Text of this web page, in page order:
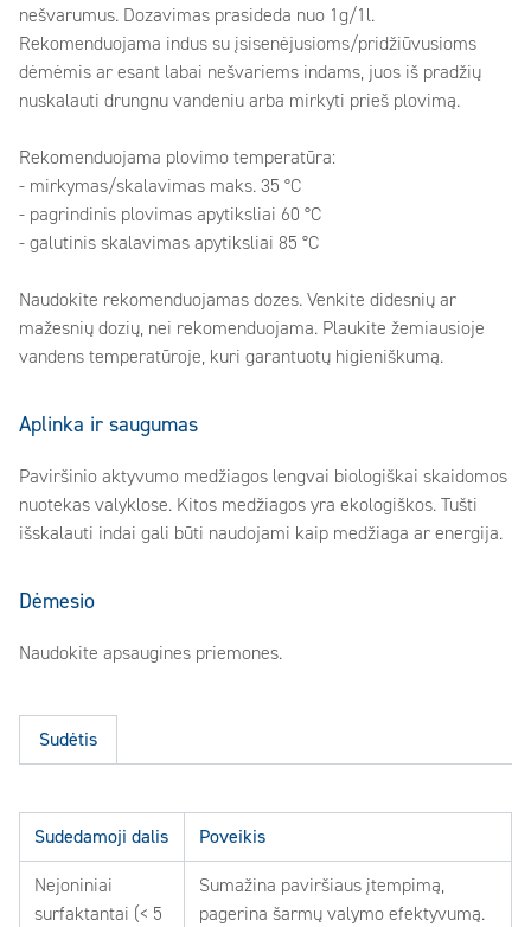
nešvarumus. Dozavimas prasideda nuo 1g/1l.
Rekomenduojama indus su įsisenėjusioms/pridžiūvusioms
dėmėmis ar esant labai nešvariems indams, juos iš pradžių
nuskalauti drungnu vandeniu arba mirkyti prieš plovimą.
Rekomenduojama plovimo temperatūra:
- mirkymas/skalavimas maks. 35 °C
- pagrindinis plovimas apytiksliai 60 °C
- galutinis skalavimas apytiksliai 85 °C
Naudokite rekomenduojamas dozes. Venkite didesnių ar
mažesnių dozių, nei rekomenduojama. Plaukite žemiausioje
vandens temperatūroje, kuri garantuotų higieniškumą.
Aplinka ir saugumas
Paviršinio aktyvumo medžiagos lengvai biologiškai skaidomos
nuotekas valyklose. Kitos medžiagos yra ekologiškos. Tušti
išskalauti indai gali būti naudojami kaip medžiaga ar energija.
Dėmesio
Naudokite apsaugines priemones.
Sudėtis
Sudedamoji dalis Poveikis
Nejoniniai
surfaktantai (< 5
Sumažina paviršiaus įtempimą,
pagerina šarmų valymo efektyvumą.